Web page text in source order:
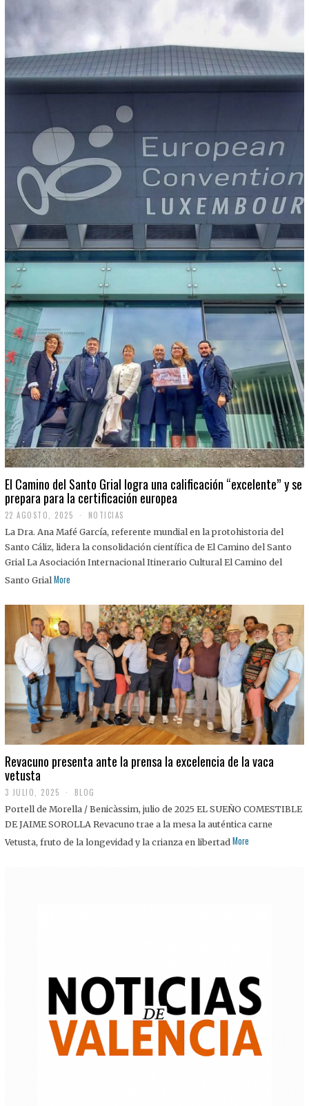
El Camino del Santo Grial logra una calificación “excelente” y se
prepara para la certificación europea
22 AGOSTO, 2025
2
A
G
O
S
2
5
NOTICIAS
La Dra. Ana Mafé García, referente mundial en la protohistoria del
Santo Cáliz, lidera la consolidación científica de El Camino del Santo
Grial La Asociación Internacional Itinerario Cultural El Camino del
Santo Grial More
Revacuno presenta ante la prensa la excelencia de la vaca
vetusta
3 JULIO, 2025
J
U
I
BLOG
Portell de Morella / Benicàssim, julio de 2025 EL SUEÑO COMESTIBLE
DE JAIME SOROLLA Revacuno trae a la mesa la auténtica carne
Vetusta, fruto de la longevidad y la crianza en libertad More